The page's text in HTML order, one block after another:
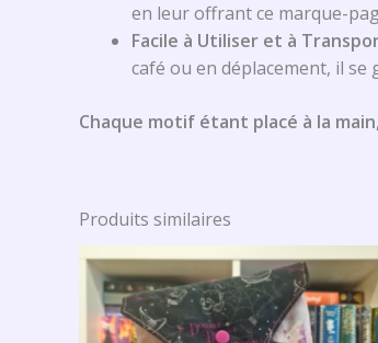
en leur offrant ce marque-
Facile à Utiliser et à
café ou en déplacement, il
Chaque motif étant placé à la
Produits similaires